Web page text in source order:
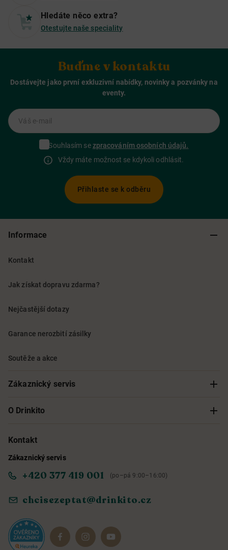
Hledáte něco extra?
Otestujte naše speciality
Buďme v kontaktu
Dostávejte jako první exkluzivní nabídky, novinky a pozvánky na
eventy.
Váš e-mail
Souhlasím sezpracováním osobních údajů.
Vždy máte možnost se kdykoli odhlásit.
Přihlaste se k odběru
Informace
Kontakt
Jak získat dopravu zdarma?
Nejčastější dotazy
Garance nerozbití zásilky
Soutěže a akce
Zákaznický servis
Sledování objednávky
Obchodní podmínky
Ochrana osobních údajů
Reklamace a vrácení
O Drinkito
O nás
Informace o přístupnosti služby
Dárkové sady
Kontakt
Zákaznický servis
+420 377 419 001 (po–pá 9:00–16:00)
chcisezeptat@drinkito.cz